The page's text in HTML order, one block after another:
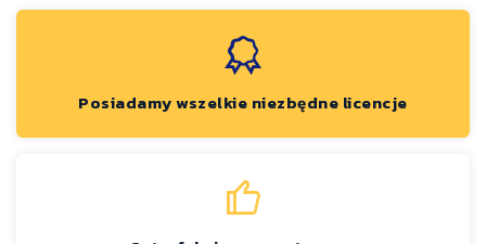
Posiadamy wszelkie niezbędne licencje